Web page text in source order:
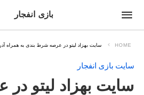
بازی انفجار
HOME سایت بهزاد لیتو در عرصه شرط بندی به همراه
سایت بازی انفجار
سایت بهزاد لیتو در